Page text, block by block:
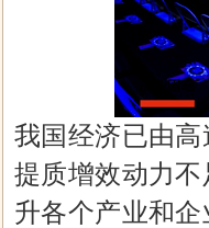
粉嫩公主，
健康美丽生
我国经济已由
提质增效动力
升各个产业和